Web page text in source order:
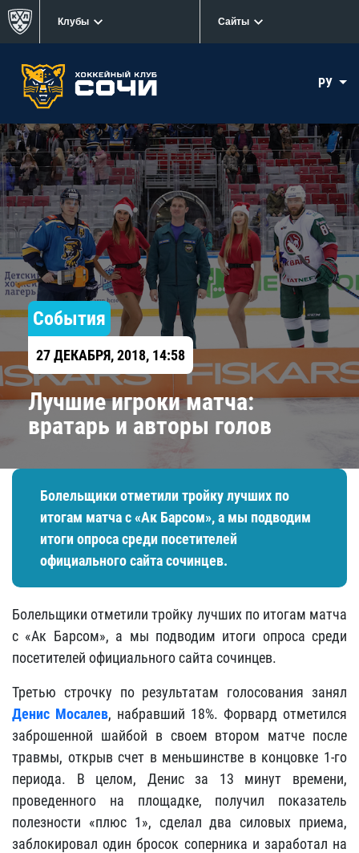
Клубы Сайты
РУ
События
27 ДЕКАБРЯ, 2018, 14:58
​Лучшие игроки матча:
вратарь и авторы голов
Болельщики отметили тройку лучших по
итогам матча с «Ак Барсом», а мы подводим
итоги опроса среди посетителей
официального сайта сочинцев.
Болельщики отметили тройку лучших по итогам матча
с «Ак Барсом», а мы подводим итоги опроса среди
посетителей официального сайта сочинцев.
Третью строчку по результатам голосования занял
Денис Мосалев, набравший 18%. Форвард отметился
заброшенной шайбой в своем втором матче после
травмы, открыв счет в меньшинстве в концовке 1-го
периода. В целом, Денис за 13 минут времени,
проведенного на площадке, получил показатель
полезности «плюс 1», сделал два силовых приема,
заблокировал один бросок соперника и заработал на